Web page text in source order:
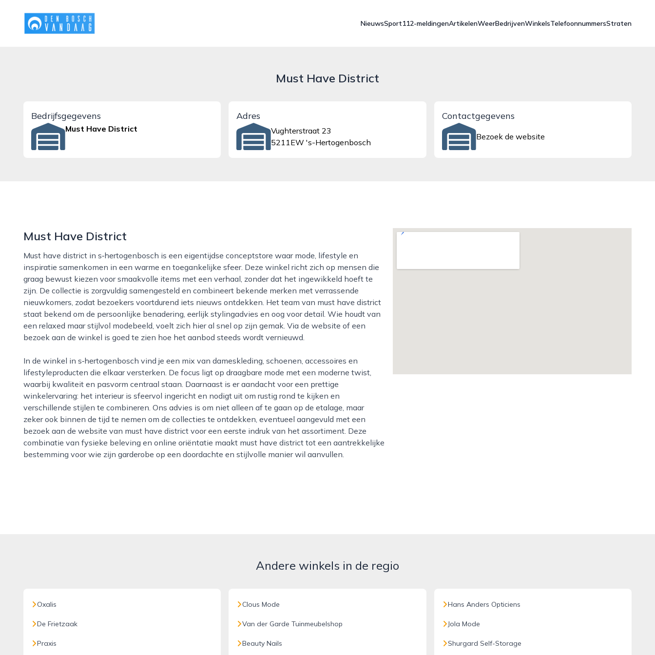
denboschvandaag.nl
NieuwsSport112-meldingenArtikelenWeerBedrijvenWinkelsTelefoonnummersStraten
Must Have District
Bedrijfsgegevens
Must Have District
Adres
Vughterstraat 23
5211EW 's-Hertogenbosch
Contactgegevens
Bezoek de website
Must Have District
Must have district in s‑hertogenbosch is een eigentijdse conceptstore waar mode, lifestyle en
inspiratie samenkomen in een warme en toegankelijke sfeer. Deze winkel richt zich op mensen die
graag bewust kiezen voor smaakvolle items met een verhaal, zonder dat het ingewikkeld hoeft te
zijn. De collectie is zorgvuldig samengesteld en combineert bekende merken met verrassende
nieuwkomers, zodat bezoekers voortdurend iets nieuws ontdekken. Het team van must have district
staat bekend om de persoonlijke benadering, eerlijk stylingadvies en oog voor detail. Wie houdt van
een relaxed maar stijlvol modebeeld, voelt zich hier al snel op zijn gemak. Via de website of een
bezoek aan de winkel is goed te zien hoe het aanbod steeds wordt vernieuwd.
In de winkel in s‑hertogenbosch vind je een mix van dameskleding, schoenen, accessoires en
lifestyleproducten die elkaar versterken. De focus ligt op draagbare mode met een moderne twist,
waarbij kwaliteit en pasvorm centraal staan. Daarnaast is er aandacht voor een prettige
winkelervaring: het interieur is sfeervol ingericht en nodigt uit om rustig rond te kijken en
verschillende stijlen te combineren. Ons advies is om niet alleen af te gaan op de etalage, maar
zeker ook binnen de tijd te nemen om de collecties te ontdekken, eventueel aangevuld met een
bezoek aan de website van must have district voor een eerste indruk van het assortiment. Deze
combinatie van fysieke beleving en online oriëntatie maakt must have district tot een aantrekkelijke
bestemming voor wie zijn garderobe op een doordachte en stijlvolle manier wil aanvullen.
Andere winkels in de regio
Oxalis
De Frietzaak
Praxis
Clous Mode
Van der Garde Tuinmeubelshop
Beauty Nails
Hans Anders Opticiens
Jola Mode
Shurgard Self-Storage